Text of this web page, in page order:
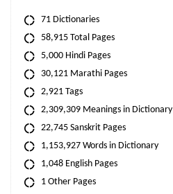
71 Dictionaries
58,915 Total Pages
5,000 Hindi Pages
30,121 Marathi Pages
2,921 Tags
2,309,309 Meanings in Dictionary
22,745 Sanskrit Pages
1,153,927 Words in Dictionary
1,048 English Pages
1 Other Pages